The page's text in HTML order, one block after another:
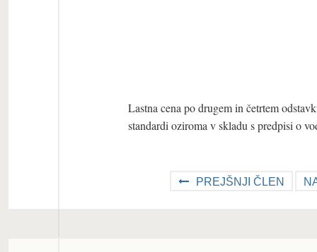
Lastna cena po drugem in četrtem
standardi oziroma v skladu s predpisi o
PREJŠNJI ČLEN